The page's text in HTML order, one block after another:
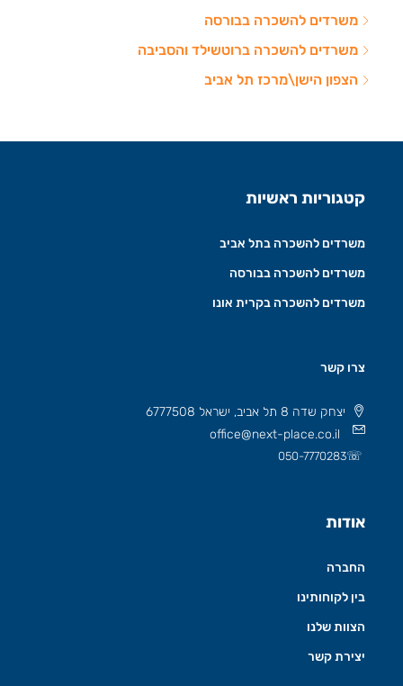
משרדים להשכרה בבורסה
משרדים להשכרה ברוטשילד והסביבה
הצפון הישן\מרכז תל אביב
קטגוריות ראשיות
משרדים להשכרה בתל אביב
משרדים להשכרה בבורסה
משרדים להשכרה בקרית אונו
צרו קשר
יצחק שדה 8 תל אביב, ישראל 6777508
office@next-place.co.il
☏
050-7770283
אודות
החברה
בין לקוחותינו
הצוות שלנו
יצירת קשר